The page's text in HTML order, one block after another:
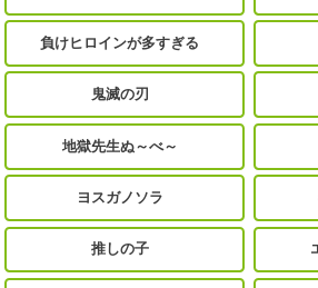
負けヒロインが多すぎる
鬼滅の刃
地獄先生ぬ～べ～
ヨスガノソラ
推しの子